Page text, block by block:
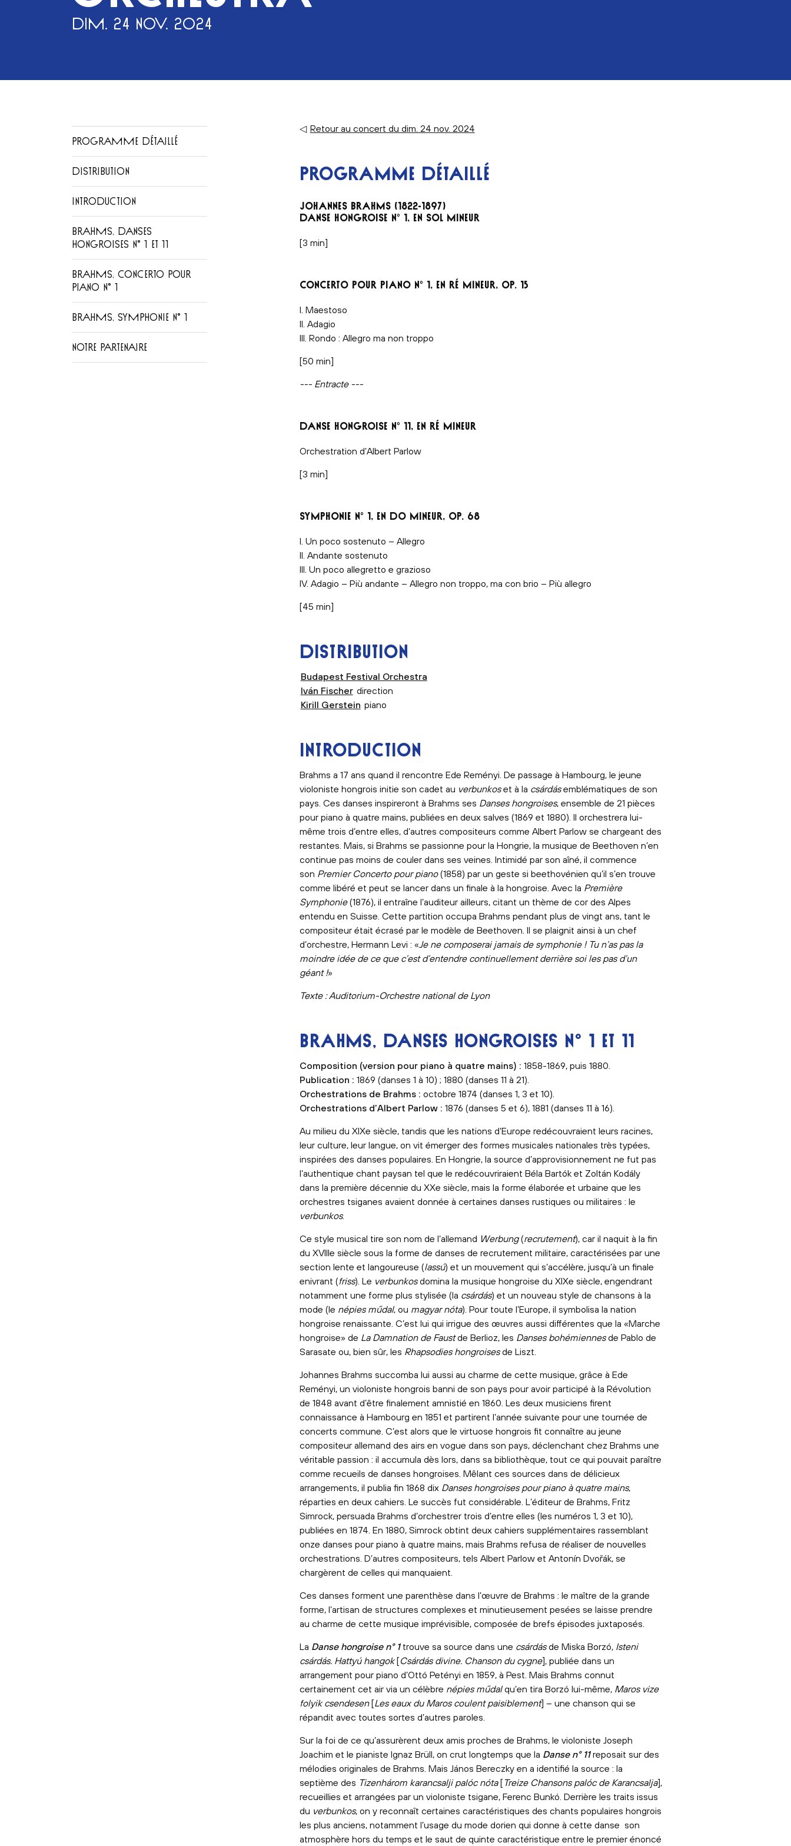
DIM. 24 NOV. 2024
PROGRAMME DÉTAILLÉ
DISTRIBUTION
INTRODUCTION
BRAHMS, DANSES
HONGROISES N° 1 ET 11
BRAHMS, CONCERTO POUR
PIANO N° 1
BRAHMS, SYMPHONIE N° 1
NOTRE PARTENAIRE
◁ Retour au concert du dim. 24 nov. 2024
PROGRAMME DÉTAILLÉ
JOHANNES BRAHMS (1822-1897)
DANSE HONGROISE N° 1, EN SOL MINEUR
[3 min]
CONCERTO POUR PIANO N° 1, EN RÉ MINEUR, OP. 15
I. Maestoso
II. Adagio
III. Rondo : Allegro ma non troppo
[50 min]
--- Entracte ---
DANSE HONGROISE N° 11, EN RÉ MINEUR
Orchestration d’Albert Parlow
[3 min]
SYMPHONIE N° 1, EN DO MINEUR, OP. 68
I. Un poco sostenuto – Allegro
II. Andante sostenuto
III. Un poco allegretto e grazioso
IV. Adagio – Più andante – Allegro non troppo, ma con brio – Più allegro
[45 min]
DISTRIBUTION
Budapest Festival Orchestra
Iván Fischer direction
Kirill Gerstein piano
INTRODUCTION
Brahms a 17 ans quand il rencontre Ede Reményi. De passage à Hambourg, le jeune
violoniste hongrois initie son cadet au verbunkoset à la csárdásemblématiques de son
pays. Ces danses inspireront à Brahms ses Danses hongroises, ensemble de 21 pièces
pour piano à quatre mains, publiées en deux salves (1869 et 1880). Il orchestrera lui-
même trois d’entre elles, d’autres compositeurs comme Albert Parlow se chargeant des
restantes. Mais, si Brahms se passionne pour la Hongrie, la musique de Beethoven n’en
continue pas moins de couler dans ses veines. Intimidé par son aîné, il commence
son Premier Concerto pour piano(1858) par un geste si beethovénien qu’il s’en trouve
comme libéré et peut se lancer dans un finale à la hongroise. Avec la Première
Symphonie(1876), il entraîne l’auditeur ailleurs, citant un thème de cor des Alpes
entendu en Suisse. Cette partition occupa Brahms pendant plus de vingt ans, tant le
compositeur était écrasé par le modèle de Beethoven. Il se plaignit ainsi à un chef
d’orchestre, Hermann Levi : «Je ne composerai jamais de symphonie ! Tu n’as pas la
moindre idée de ce que c’est d’entendre continuellement derrière soi les pas d’un
géant !»
Texte : Auditorium-Orchestre national de Lyon
BRAHMS, DANSES HONGROISES N° 1 ET 11
Composition (version pour piano à quatre mains) : 1858-1869, puis 1880.
Publication : 1869 (danses 1 à 10) ; 1880 (danses 11 à 21).
Orchestrations de Brahms : octobre 1874 (danses 1, 3 et 10).
Orchestrations d’Albert Parlow : 1876 (danses 5 et 6), 1881 (danses 11 à 16).
Au milieu du XIXe siècle, tandis que les nations d’Europe redécouvraient leurs racines,
leur culture, leur langue, on vit émerger des formes musicales nationales très typées,
inspirées des danses populaires. En Hongrie, la source d’approvisionnement ne fut pas
l’authentique chant paysan tel que le redécouvriraient Béla Bartók et Zoltán Kodály
dans la première décennie du XXe siècle, mais la forme élaborée et urbaine que les
orchestres tsiganes avaient donnée à certaines danses rustiques ou militaires : le
verbunkos.
Ce style musical tire son nom de l’allemand Werbung(recrutement), car il naquit à la fin
du XVIIIe siècle sous la forme de danses de recrutement militaire, caractérisées par une
section lente et langoureuse (lassú) et un mouvement qui s’accélère, jusqu’à un finale
enivrant (friss). Le verbunkosdomina la musique hongroise du XIXe siècle, engendrant
notamment une forme plus stylisée (la csárdás) et un nouveau style de chansons à la
mode (le népies műdal, ou magyar nóta). Pour toute l’Europe, il symbolisa la nation
hongroise renaissante. C’est lui qui irrigue des œuvres aussi différentes que la «Marche
hongroise» de La Damnation de Faustde Berlioz, les Danses bohémiennesde Pablo de
Sarasate ou, bien sûr, les Rhapsodies hongroisesde Liszt.
Johannes Brahms succomba lui aussi au charme de cette musique, grâce à Ede
Reményi, un violoniste hongrois banni de son pays pour avoir participé à la Révolution
de 1848 avant d’être finalement amnistié en 1860. Les deux musiciens firent
connaissance à Hambourg en 1851 et partirent l’année suivante pour une tournée de
concerts commune. C’est alors que le virtuose hongrois fit connaître au jeune
compositeur allemand des airs en vogue dans son pays, déclenchant chez Brahms une
véritable passion : il accumula dès lors, dans sa bibliothèque, tout ce qui pouvait paraître
comme recueils de danses hongroises. Mêlant ces sources dans de délicieux
arrangements, il publia fin 1868 dix Danses hongroises pour piano à quatre mains,
réparties en deux cahiers. Le succès fut considérable. L’éditeur de Brahms, Fritz
Simrock, persuada Brahms d’orchestrer trois d’entre elles (les numéros 1, 3 et 10),
publiées en 1874. En 1880, Simrock obtint deux cahiers supplémentaires rassemblant
onze danses pour piano à quatre mains, mais Brahms refusa de réaliser de nouvelles
orchestrations. D’autres compositeurs, tels Albert Parlow et Antonín Dvořák, se
chargèrent de celles qui manquaient.
Ces danses forment une parenthèse dans l’œuvre de Brahms : le maître de la grande
forme, l’artisan de structures complexes et minutieusement pesées se laisse prendre
au charme de cette musique imprévisible, composée de brefs épisodes juxtaposés.
La Danse hongroise n° 1trouve sa source dans une csárdásde Miska Borzó, Isteni
csárdás. Hattyú hangok[Csárdás divine. Chanson du cygne], publiée dans un
arrangement pour piano d’Ottó Petényi en 1859, à Pest. Mais Brahms connut
certainement cet air via un célèbre népies műdalqu’en tira Borzó lui-même, Maros vize
folyik csendesen[Les eaux du Maros coulent paisiblement] – une chanson qui se
répandit avec toutes sortes d’autres paroles.
Sur la foi de ce qu’assurèrent deux amis proches de Brahms, le violoniste Joseph
Joachim et le pianiste Ignaz Brüll, on crut longtemps que la Danse n° 11reposait sur des
mélodies originales de Brahms. Mais János Bereczky en a identifié la source : la
septième des Tizenhárom karancsalji palóc nóta[ Treize Chansons palóc de Karancsalja],
recueillies et arrangées par un violoniste tsigane, Ferenc Bunkó. Derrière les traits issus
du verbunkos, on y reconnaît certaines caractéristiques des chants populaires hongrois
les plus anciens, notamment l’usage du mode dorien qui donne à cette danse son
atmosphère hors du temps et le saut de quinte caractéristique entre le premier énoncé